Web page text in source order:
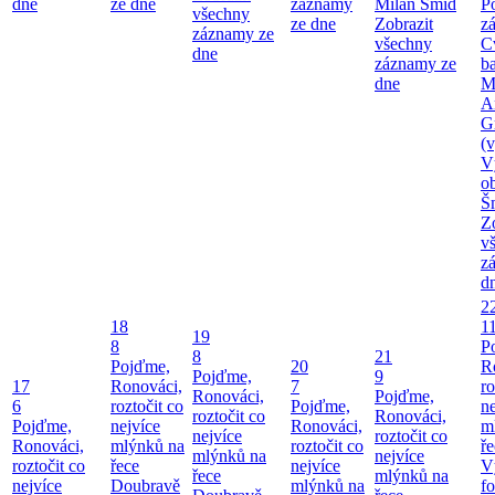
dne
ze dne
všechny
záznamy ze
dne
záznamy
ze dne
Milan Šmíd
Zobrazit
všechny
záznamy ze
dne
17
6
Pojďme,
Ronováci,
roztočit co
nejvíce
18
8
Pojďme,
Ronováci,
roztočit co
nejvíce
mlýnků na
řece
Doubravě
19
8
Pojďme,
Ronováci,
roztočit co
nejvíce
mlýnků na
řece
20
7
Pojďme,
Ronováci,
roztočit co
nejvíce
mlýnků na
21
9
Pojďme,
Ronováci,
roztočit co
nejvíce
mlýnků na